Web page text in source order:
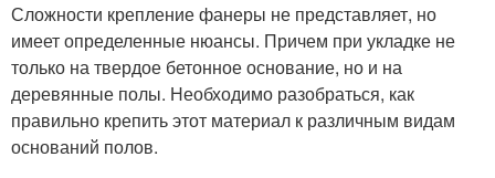
Сложности крепление фанеры не представляет, но
имеет определенные нюансы. Причем при укладке не
только на твердое бетонное основание, но и на
деревянные полы. Необходимо разобраться, как
правильно крепить этот материал к различным видам
оснований полов.